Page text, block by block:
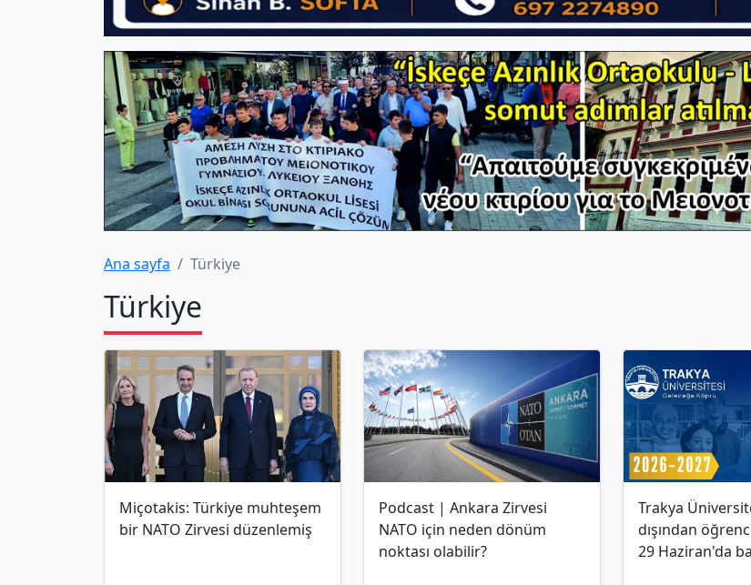
Ana sayfa Türkiye
Türkiye
Miçotakis: Türkiye muhteşem
bir NATO Zirvesi düzenlemiş
Podcast | Ankara Zirvesi
NATO için neden dönüm
noktası olabilir?
Trakya
dışından
29 Haziran'da